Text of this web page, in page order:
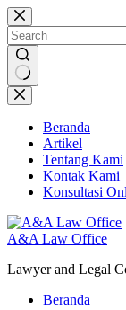
Skip
to
content
No
results
Beranda
Artikel
Tentang Kami
Kontak Kami
Konsultasi
A&A Law Office
Lawyer and Legal
Beranda